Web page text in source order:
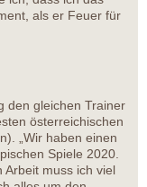
als er Feuer für
den gleichen Trainer
österreichischen
„Wir haben einen
Spiele 2020.
Arbeit muss ich viel